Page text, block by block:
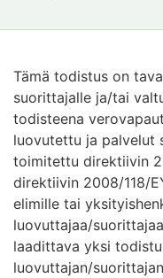
Tämä todistus on
suorittajalle ja/tai
todisteena
luovutettu ja palvelut
toimitettu direktiivin
direktiivin 2008/118/
elimille tai
luovuttajaa/
laadittava yksi
luovuttajan/